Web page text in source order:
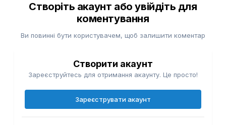
Створіть акаунт або увійдіть для
коментування
Ви повинні бути користувачем, щоб залишити коментар
Створити акаунт
Зареєструйтесь для отримання акаунту. Це просто!
Зареєструвати акаунт